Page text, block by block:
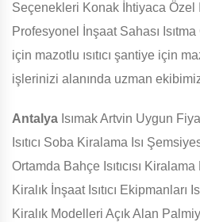
Seçenekleri Konak İhtiyaca Özel
Profesyonel İnşaat Sahası
için mazotlu ısıtıcı şantiye için
işlerinizi alanında uzman
Antalya Isımak Artvin Uygun
Isıtıcı Soba Kiralama Isı
Ortamda Bahçe Isıtıcısı
Kiralık İnşaat Isıtıcı Ekipmanları
Kiralık Modelleri Açık Alan